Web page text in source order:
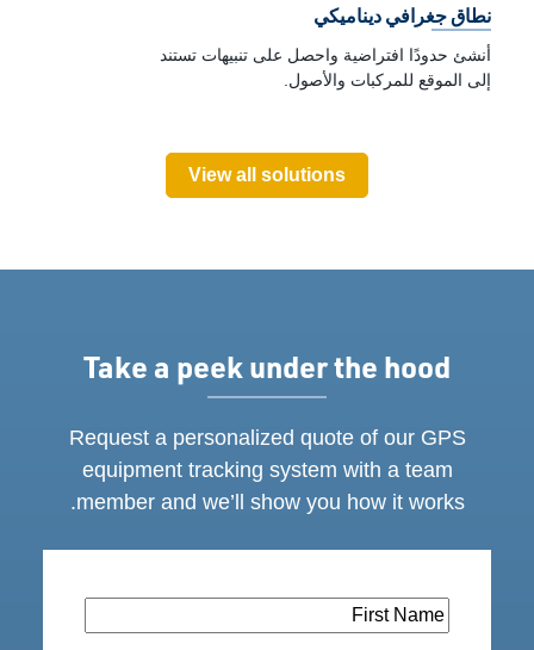
نطاق جغرافي ديناميكي
أنشئ حدودًا افتراضية واحصل على تنبيهات تستند
إلى الموقع للمركبات والأصول.
View all solutions
Take a peek under the hood
Request a personalized quote of our GPS
equipment tracking system with a team
member and we’ll show you how it works.
First
Name(مطلوب)